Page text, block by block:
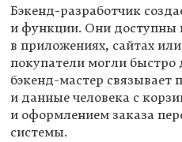
Бэкенд-разработчик
и функции. Они доступны
в приложениях, сайтах
покупатели могли быстро
бэкенд-мастер связывает
и данные человека с
и оформлением заказа
системы.